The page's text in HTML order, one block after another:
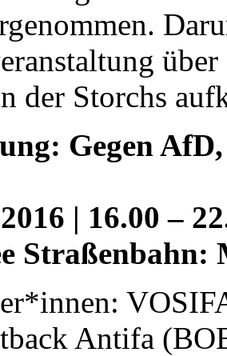
der Storchs
Gegen
| 16.00 –
Straßenbahn:
Antifa (